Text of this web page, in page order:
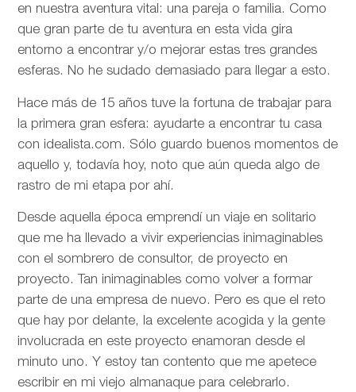
en nuestra aventura vital: una pareja o familia. Como
que gran parte de tu aventura en esta vida gira
entorno a encontrar y/o mejorar estas tres grandes
esferas. No he sudado demasiado para llegar a esto.
Hace más de 15 años tuve la fortuna de trabajar para
la primera gran esfera: ayudarte a encontrar tu casa
con idealista.com. Sólo guardo buenos momentos de
aquello y, todavía hoy, noto que aún queda algo de
rastro de mi etapa por ahí.
Desde aquella época emprendí un viaje en solitario
que me ha llevado a vivir experiencias inimaginables
con el sombrero de consultor, de proyecto en
proyecto. Tan inimaginables como volver a formar
parte de una empresa de nuevo. Pero es que el reto
que hay por delante, la excelente acogida y la gente
involucrada en este proyecto enamoran desde el
minuto uno. Y estoy tan contento que me apetece
escribir en mi viejo almanaque para celebrarlo.